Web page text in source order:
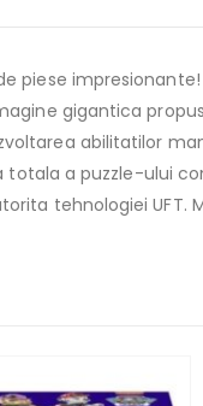
piese
gigantica
abilitatilor
a puzzle-ului
tehnologiei